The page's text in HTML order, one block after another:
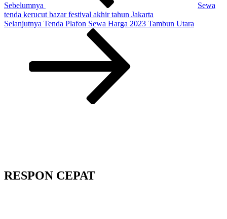
Sebelumnya
Sewa
tenda kerucut bazar festival akhir tahun Jakarta
Pos
Selanjutnya Tenda Plafon Sewa Harga 2023 Tambun Utara
RESPON CEPAT